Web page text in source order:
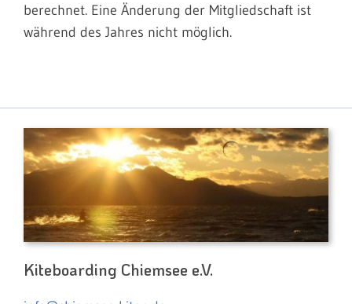
berechnet. Eine Änderung der Mitgliedschaft ist
während des Jahres nicht möglich.
Kiteboarding Chiemsee e.V.